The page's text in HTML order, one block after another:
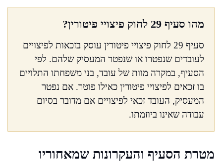
מהו סעיף 29 לחוק פיצויי פיטורין?
סעיף 29 לחוק פיצויי פיטורין עוסק בזכאות לפיצויים
לעובדים שנפטרו או שנפטר המעסיק שלהם. לפי
הסעיף, במקרה מוות של עובד, בני משפחתו התלויים
בו זכאים לפיצויי פיטורין כאילו פוטר. אם נפטר
המעסיק, העובד זכאי לפיצויים אם מדובר בסיום
עבודה שאינו ביוזמתו.
מטרת הסעיף והעקרונות שמאחוריו